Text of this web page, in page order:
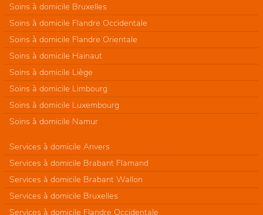
Soins à domicile Bruxelles
Soins à domicile Flandre Occidentale
Soins à domicile Flandre Orientale
Soins à domicile Hainaut
Soins à domicile Liège
Soins à domicile Limbourg
Soins à domicile Luxembourg
Soins à domicile Namur
Services à domicile Anvers
Services à domicile Brabant Flamand
Services à domicile Brabant Wallon
Services à domicile Bruxelles
Services à domicile Flandre Occidentale